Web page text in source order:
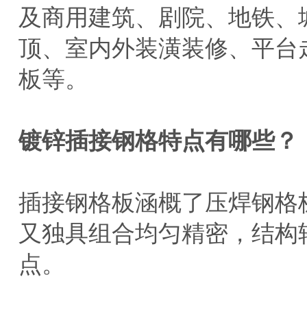
及商用建筑、剧院、地铁
顶、室内外装潢装修、平
板等。
镀锌插接钢格特点有哪些？
插接钢格板涵概了压焊钢
又独具组合均匀精密，结
点。